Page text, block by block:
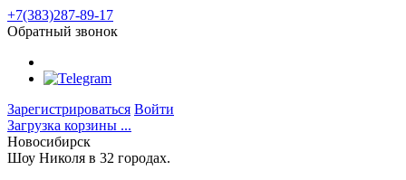
+7(383)287-89-17
Обратный звонок
Зарегистрироваться Войти
Загрузка корзины ...
Новосибирск
Шоу Николя в 32 городах.